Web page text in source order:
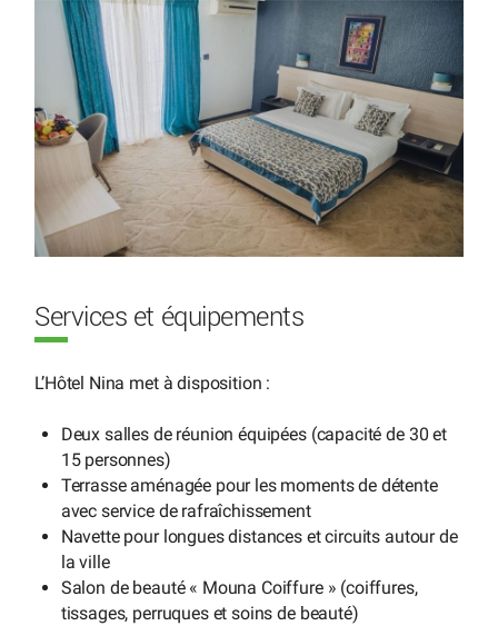
Services et équipements
L’Hôtel Nina met à disposition :
Deux salles de réunion équipées (capacité de 30 et
15 personnes)
Terrasse aménagée pour les moments de détente
avec service de rafraîchissement
Navette pour longues distances et circuits autour de
la ville
Salon de beauté « Mouna Coiffure » (coiffures,
tissages, perruques et soins de beauté)